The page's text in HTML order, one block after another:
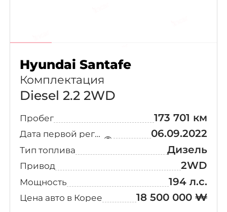
Hyundai Santafe
Комплектация
Diesel 2.2 2WD
Пробег 173 701 км
Дата первой регистрации 06.09.2022
Тип топлива Дизель
Привод 2WD
Мощность 194 л.с.
Цена авто в Корее 18 500 000 ₩